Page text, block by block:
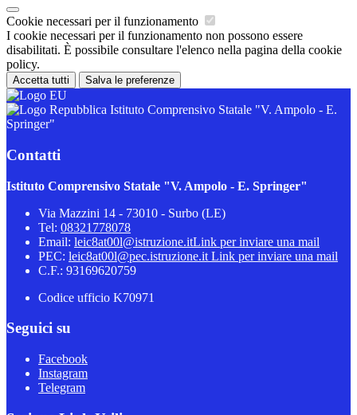
Cookie necessari per il funzionamento
I cookie necessari per il funzionamento non possono essere
disabilitati. È possibile consultare l'elenco nella pagina della cookie
policy.
Accetta tutti Salva le preferenze
Istituto Comprensivo Statale "V. Ampolo - E.
Springer"
Contatti
Istituto Comprensivo Statale "V. Ampolo - E. Springer"
Via Mazzini 14 - 73010 - Surbo (LE)
Tel: 08321778078
Email: leic8at00l@istruzione.itLink per inviare una mail
PEC: leic8at00l@pec.istruzione.it Link per inviare una mail
C.F.: 93169620759
Codice ufficio K70971
Seguici su
Facebook
Instagram
Telegram